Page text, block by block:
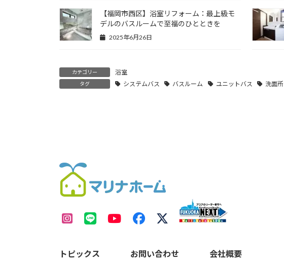
【福岡市西区】浴室リフォーム：最上級モ
デルのバスルームで至福のひとときを
2025年6月26日
カテゴリー 浴室
タグ システムバス バスルーム ユニットバス 洗面所
トピックス お問い合わせ 会社概要